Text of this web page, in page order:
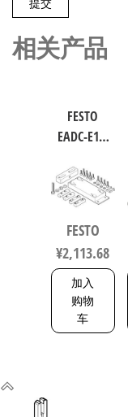
相关产品
FESTO
EADC-E16-
业自动化
零部件 规
8047581
FESTO
¥2,113.68
加入
购物
车